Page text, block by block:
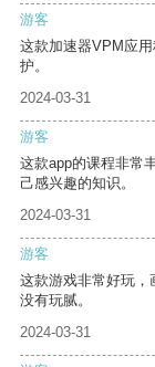
游客
这款加速器VPM应
护。
2024-03-31
游客
这款app的课程非常
己感兴趣的知识。
2024-03-31
游客
这款游戏非常好玩，
没有玩腻。
2024-03-31